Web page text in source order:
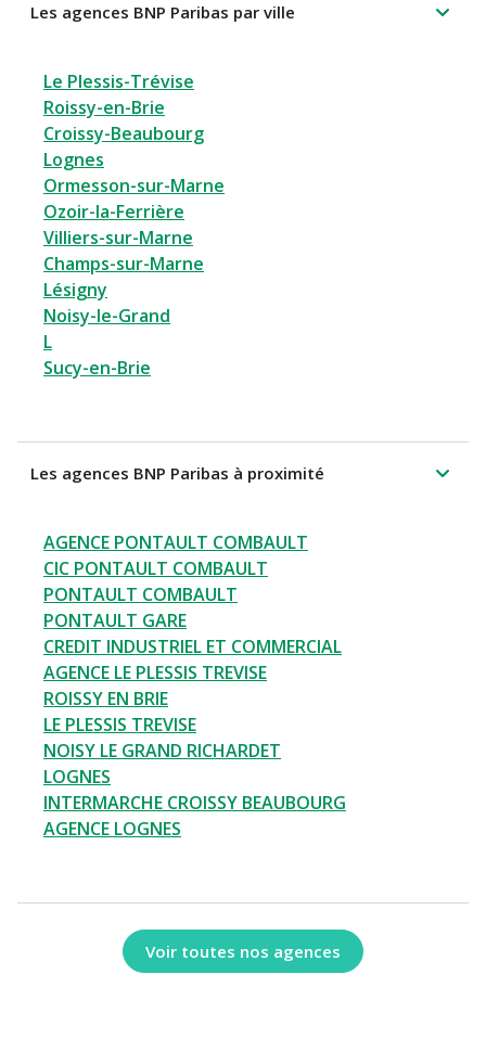
Les agences BNP Paribas par ville
Le Plessis-Trévise
Roissy-en-Brie
Croissy-Beaubourg
Lognes
Ormesson-sur-Marne
Ozoir-la-Ferrière
Villiers-sur-Marne
Champs-sur-Marne
Lésigny
Noisy-le-Grand
L
Sucy-en-Brie
Les agences BNP Paribas à proximité
AGENCE PONTAULT COMBAULT
CIC PONTAULT COMBAULT
PONTAULT COMBAULT
PONTAULT GARE
CREDIT INDUSTRIEL ET COMMERCIAL
AGENCE LE PLESSIS TREVISE
ROISSY EN BRIE
LE PLESSIS TREVISE
NOISY LE GRAND RICHARDET
LOGNES
INTERMARCHE CROISSY BEAUBOURG
AGENCE LOGNES
Voir toutes nos agences